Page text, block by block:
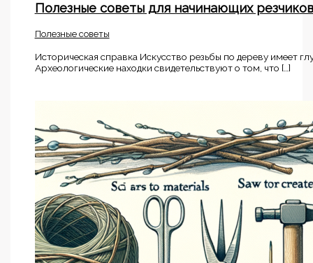
Полезные советы для начинающих резчиков
Полезные советы
Историческая справка Искусство резьбы по дереву имеет
Археологические находки свидетельствуют о том, что […]